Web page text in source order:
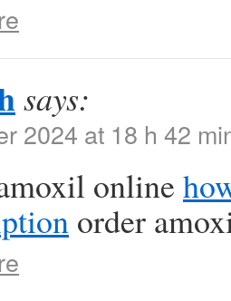
says:
2024 at 18 h 42
online
order